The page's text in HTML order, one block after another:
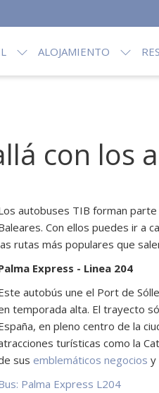
ALOJAMIENTO
con los
autobuses TIB forman
Con ellos puedes ir a
rutas más populares que
Express - Linea 204
autobús une el Port de
temporada alta. El trayecto
en pleno centro de la
turísticas como la
sus emblemáticos negocios y
Palma Express L204